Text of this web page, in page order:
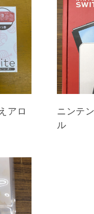
アロ
ニンテ
ル